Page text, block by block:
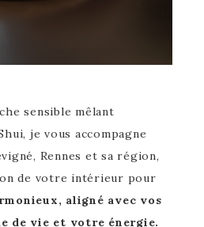
sensible mêlant
je vous accompagne
Rennes et sa région,
de votre intérieur pour
aligné avec vos
de vie et votre énergie.